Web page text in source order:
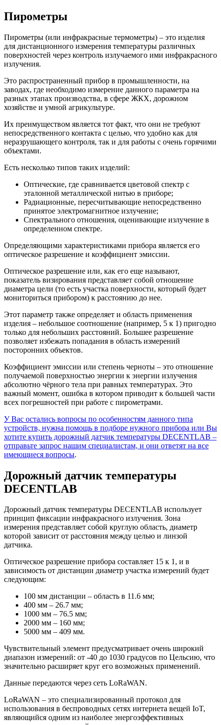
Пирометры
Пирометры (или инфракрасные термометры) – это изделия
для дистанционного измерения температуры различных
поверхностей через контроль излучаемого ими инфракрасного
излучения.
Это распространенный прибор в промышленности, на
заводах, где необходимо измерение данного параметра на
разных этапах производства, в сфере ЖКХ, дорожном
хозяйстве и умной агрикультуре.
Их преимуществом является тот факт, что они не требуют
непосредственного контакта с целью, что удобно как для
неразрушающего контроля, так и для работы с очень горячими
объектами.
Есть несколько типов таких изделий:
Оптические, где сравнивается цветовой спектр с
эталонной металлической нитью в приборе;
Радиационные, пересчитывающие непосредственно
принятое электромагнитное излучение;
Спектрального отношения, оценивающие излучение в
определенном спектре.
Определяющими характеристиками прибора является его
оптическое разрешение и коэффициент эмиссии.
Оптическое разрешение или, как его еще называют,
показатель визирования представляет собой отношение
диаметра цели (то есть участка поверхности, который будет
мониториться прибором) к расстоянию до нее.
Этот параметр также определяет и область применения
изделия – небольшое соотношение (например, 5 к 1) пригодно
только для небольших расстояний. Большее разрешение
позволяет избежать попадания в область измерений
посторонних объектов.
Коэффициент эмиссии или степень черноты – это отношение
получаемой поверхностью энергии к энергии излучения
абсолютно чёрного тела при равных температурах. Это
важный момент, ошибка в котором приводит к большей части
всех погрешностей при работе с пирометрами.
У Вас остались вопросы по особенностям данного типа
устройств, нужна помощь в подборе нужного прибора или Вы
хотите купить дорожный датчик температуры DECENTLAB –
отправьте запрос нашим специалистам, и они ответят на все
имеющиеся вопросы.
Дорожный датчик температуры
DECENTLAB
Дорожный датчик температуры DECENTLAB использует
принцип фиксации инфракрасного излучения. Зона
измерения представляет собой круглую область, диаметр
которой зависит от расстояния между целью и линзой
датчика.
Оптическое разрешение прибора составляет 15 к 1, и в
зависимость от дистанции диаметр участка измерений будет
следующим:
100 мм дистанции – область в 11.6 мм;
400 мм – 26.7 мм;
1000 мм – 76.5 мм;
2000 мм – 160 мм;
5000 мм – 409 мм.
Чувствительный элемент предусматривает очень широкий
диапазон измерений: от -40 до 1030 градусов по Цельсию, что
значительно расширяет круг его возможных применений.
Данные передаются через сеть LoRaWAN.
LoRaWAN – это специализированный протокол для
использования в беспроводных сетях интернета вещей IoT,
являющийся одним из наиболее энергоэффективных